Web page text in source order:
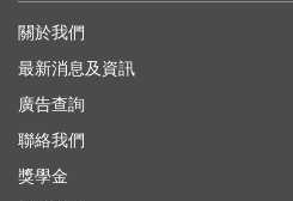
關於我們
最新消息及資訊
廣告查詢
聯絡我們
獎學金